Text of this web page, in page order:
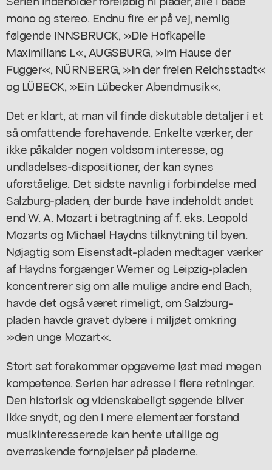
mono og stereo. Endnu fire er på vej, nemlig
følgende INNSBRUCK, »Die Hofkapelle
Maximilians L«, AUGSBURG, »Im Hause der
Fugger«, NÜRNBERG, »In der freien Reichsstadt«
og LÜBECK, »Ein Lübecker Abendmusik«.
Det er klart, at man vil finde diskutable detaljer i et
så omfattende forehavende. Enkelte værker, der
ikke påkalder nogen voldsom interesse, og
undladelses-dispositioner, der kan synes
uforståelige. Det sidste navnlig i forbindelse med
Salzburg-pladen, der burde have indeholdt andet
end W. A. Mozart i betragtning af f. eks. Leopold
Mozarts og Michael Haydns tilknytning til byen.
Nøjagtig som Eisenstadt-pladen medtager værker
af Haydns forgænger Werner og Leipzig-pladen
koncentrerer sig om alle mulige andre end Bach,
havde det også været rimeligt, om Salzburg-
pladen havde gravet dybere i miljøet omkring
»den unge Mozart«.
Stort set forekommer opgaverne løst med megen
kompetence. Serien har adresse i flere retninger.
Den historisk og videnskabeligt søgende bliver
ikke snydt, og den i mere elementær forstand
musikinteresserede kan hente utallige og
overraskende fornøjelser på pladerne.